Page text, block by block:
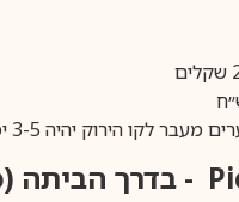
הירוק יהיה 3-5 ימי עסקים.
- בדרך הביתה (כ-5 ימי